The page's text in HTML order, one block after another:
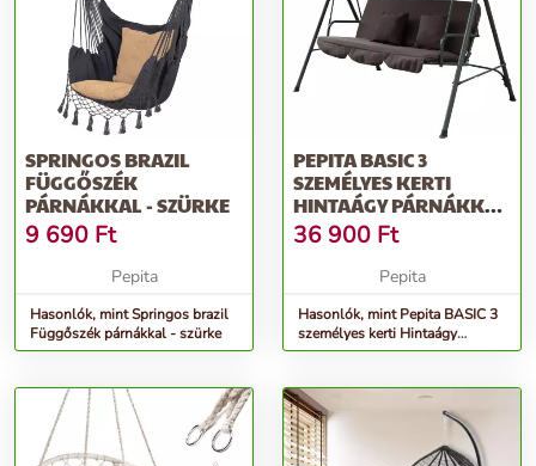
SPRINGOS BRAZIL
FÜGGŐSZÉK
PÁRNÁKKAL - SZÜRKE
9 690 Ft
Pepita
Hasonlók, mint Springos brazil
Függőszék párnákkal - szürke
PEPITA BASIC 3
SZEMÉLYES KERTI
HINTAÁGY PÁRNÁKKAL
- BARNA
36 900 Ft
Pepita
Hasonlók, mint Pepita BASIC 3
személyes kerti Hintaágy
párnákkal - barna